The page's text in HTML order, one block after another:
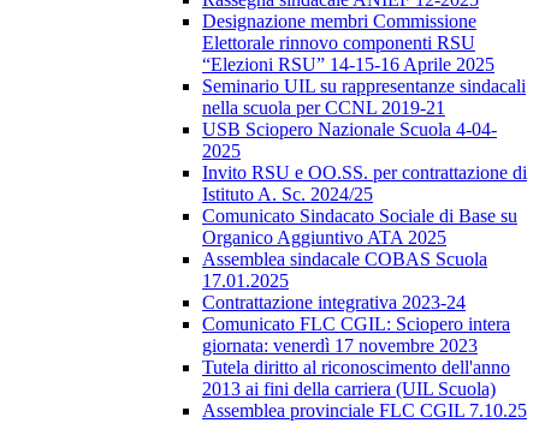
Designazione membri Commissione
Elettorale rinnovo componenti RSU
“Elezioni RSU” 14-15-16 Aprile 2025
Seminario UIL su rappresentanze sindacali
nella scuola per CCNL 2019-21
USB Sciopero Nazionale Scuola 4-04-
2025
Invito RSU e OO.SS. per contrattazione di
Istituto A. Sc. 2024/25
Comunicato Sindacato Sociale di Base su
Organico Aggiuntivo ATA 2025
Assemblea sindacale COBAS Scuola
17.01.2025
Contrattazione integrativa 2023-24
Comunicato FLC CGIL: Sciopero intera
giornata: venerdì 17 novembre 2023
Tutela diritto al riconoscimento dell'anno
2013 ai fini della carriera (UIL Scuola)
Assemblea provinciale FLC CGIL 7.10.25